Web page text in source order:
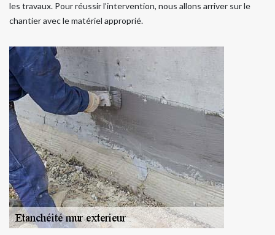
les travaux. Pour réussir l’intervention, nous allons arriver sur le
chantier avec le matériel approprié.